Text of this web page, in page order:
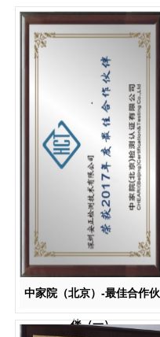
中家院（北京）-最佳合作伙
伴（一）